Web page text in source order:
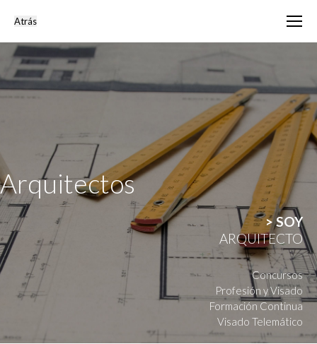
Arquitectos
> SOY
ARQUITECTO
Concursos
Profesión y Visado
Formación Continua
Visado Telemático